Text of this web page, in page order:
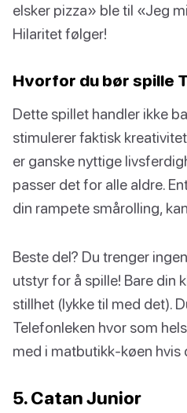
elsker pizza» ble til «Jeg
Hilaritet følger!
Hvorfor du bør spille
Dette spillet handler ikke
stimulerer faktisk
er ganske nyttige
passer det for alle aldre.
din rampete smårolling,
Beste del? Du trenger
utstyr for å spille! Bare din
stillhet (lykke til med det).
Telefonleken hvor som
med i matbutikk-køen hvis
5. Catan Junior